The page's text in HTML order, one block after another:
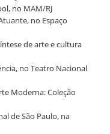
no MAM/RJ
no Espaço
de arte e cultura
no Teatro Nacional
Moderna: Coleção
de São Paulo, na